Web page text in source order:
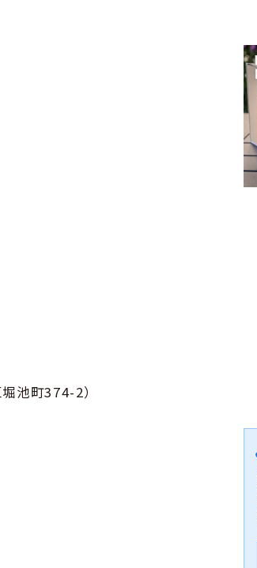
池町374-2）